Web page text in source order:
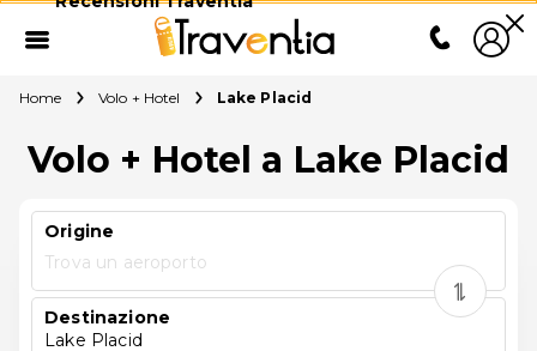
Home Volo + Hotel Lake Placid
Volo + Hotel a Lake Placid
Origine
Trova un aeroporto
Destinazione
Lake Placid